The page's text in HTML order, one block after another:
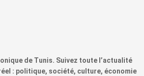
de Tunis. Suivez toute l’actualité
: politique, société, culture, économie